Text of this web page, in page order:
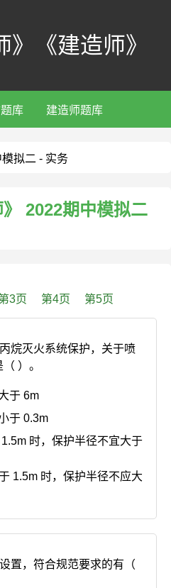
》《建造师》
库 建造师题库
拟二 - 实务
》 2022期中模拟二
3页 第4页 第5页
烷灭火系统保护，关于喷
）。
于 6m
于 0.3m
时，保护半径不宜大于
1.5m 时，保护半径不应大
置，符合规范要求的有（